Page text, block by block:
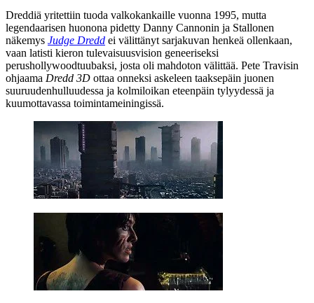
Dreddiä yritettiin tuoda valkokankaille vuonna 1995, mutta
legendaarisen huonona pidetty Danny Cannonin ja Stallonen
näkemys Judge Dredd ei välittänyt sarjakuvan henkeä ollenkaan,
vaan latisti kieron tulevaisuusvision geneeriseksi
perushollywoodtuubaksi, josta oli mahdoton välittää. Pete Travisin
ohjaama Dredd 3D ottaa onneksi askeleen taaksepäin juonen
suuruudenhulluudessa ja kolmiloikan eteenpäin tylyydessä ja
kuumottavassa toimintameiningissä.